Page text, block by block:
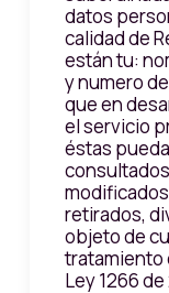
datos
calidad de
están tu:
y numero
que en
el servicio
éstas
retirados,
objeto de
tratamiento
Ley 1266